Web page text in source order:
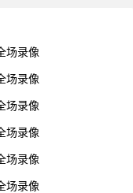
场录像
场录像
场录像
场录像
场录像
场录像